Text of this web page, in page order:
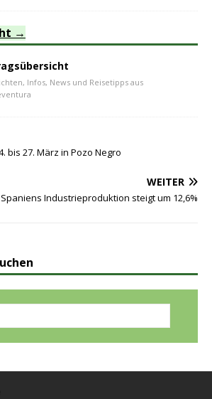
Infos, News und Reisetipps aus
bis 27. März in Pozo Negro
WEITER
Spaniens Industrieproduktion steigt um 12,6%